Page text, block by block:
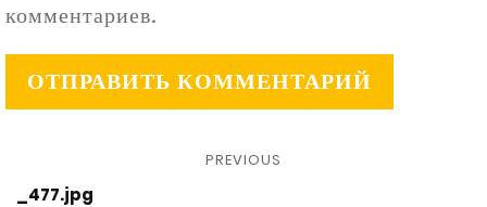
комментариев.
PREVIOUS
_477.jpg